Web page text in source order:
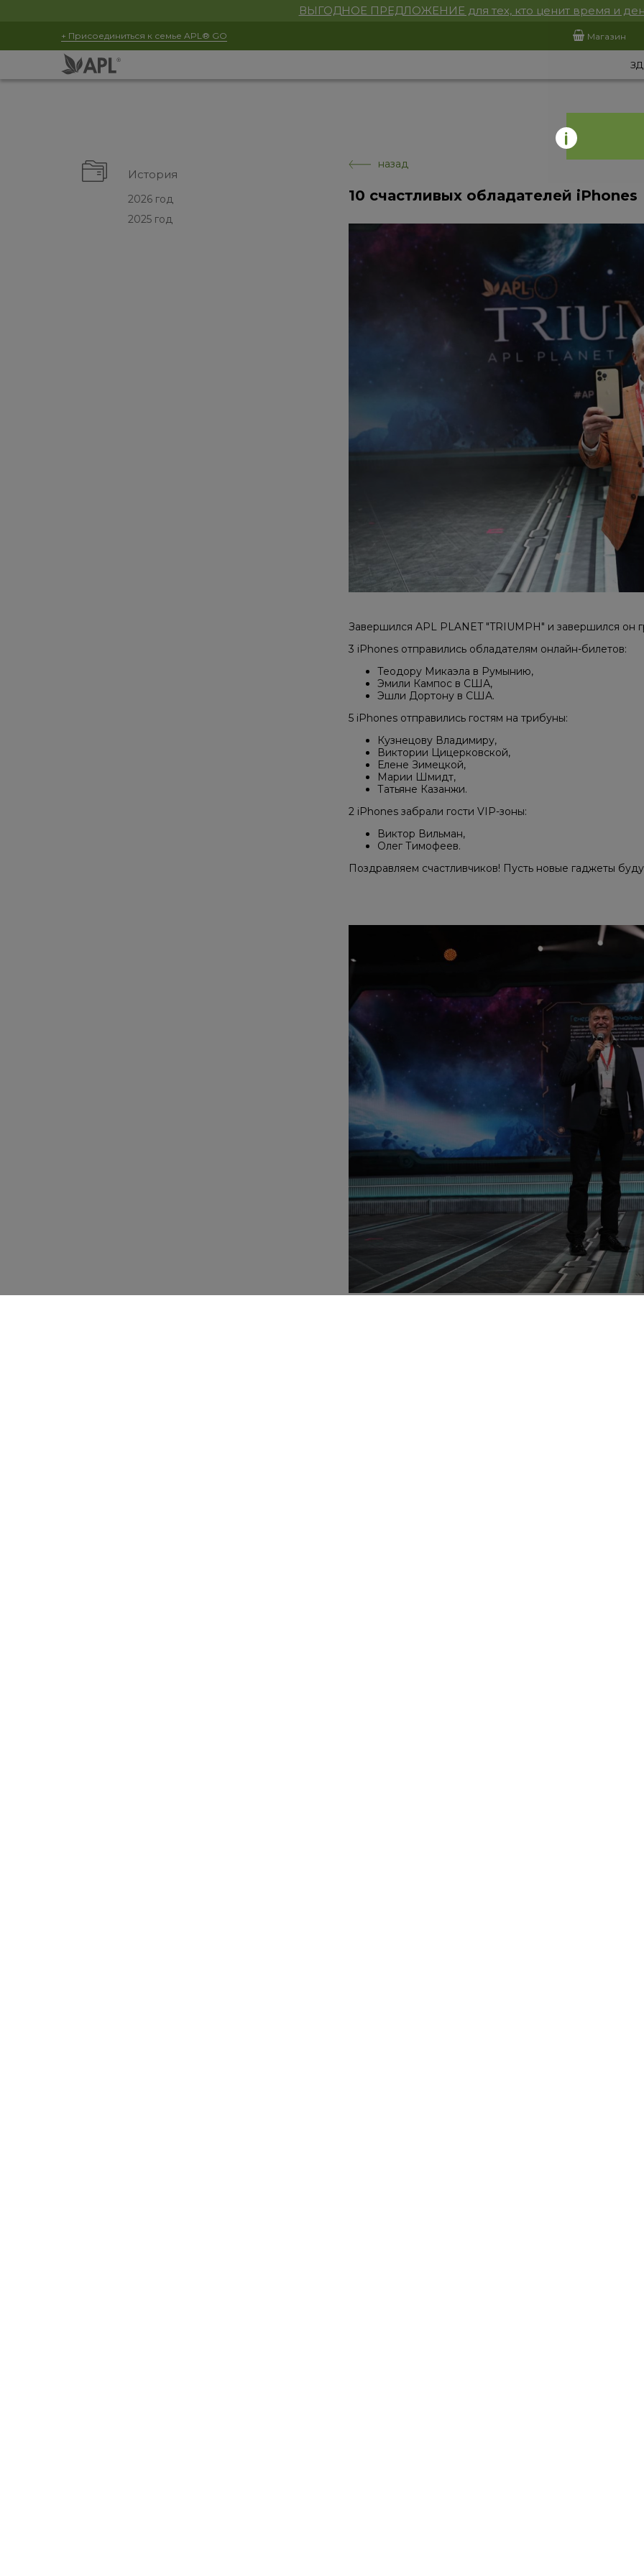
ВЫГОДНОЕ ПРЕДЛОЖЕНИЕ для тех, кто ценит время и
+ Присоединиться к семье APL® GO Магазин
История
2026 год
2025 год
назад
10 счастливых обладателей iPhones
Завершился APL PLANET "TRIUMPH" и завершился он
3 iPhones отправились обладателям онлайн-билетов:
Теодору Микаэла в Румынию,
Эмили Кампос в США,
Эшли Дортону в США.
5 iPhones отправились гостям на трибуны:
Кузнецову Владимиру,
Виктории Цицерковской,
Елене Зимецкой,
Марии Шмидт,
Татьяне Казанжи.
2 iPhones забрали гости VIP-зоны:
Виктор Вильман,
Олег Тимофеев.
Поздравляем счастливчиков! Пусть новые гаджеты